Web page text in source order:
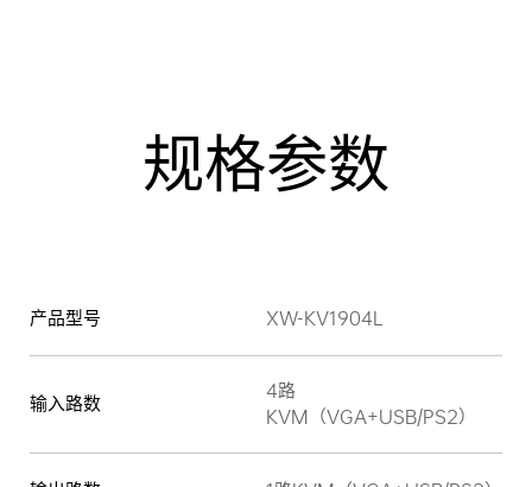
规格参数
产品型号 XW-KV1904L
输入路数
4路
KVM（VGA+USB/PS2）